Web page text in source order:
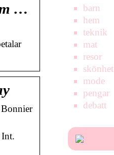
…
barn
hem
teknik
mat
resor
skönhet
mode
pengar
debatt